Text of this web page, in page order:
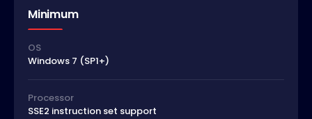
Minimum
OS
Windows 7 (SP1+)
Processor
SSE2 instruction set support